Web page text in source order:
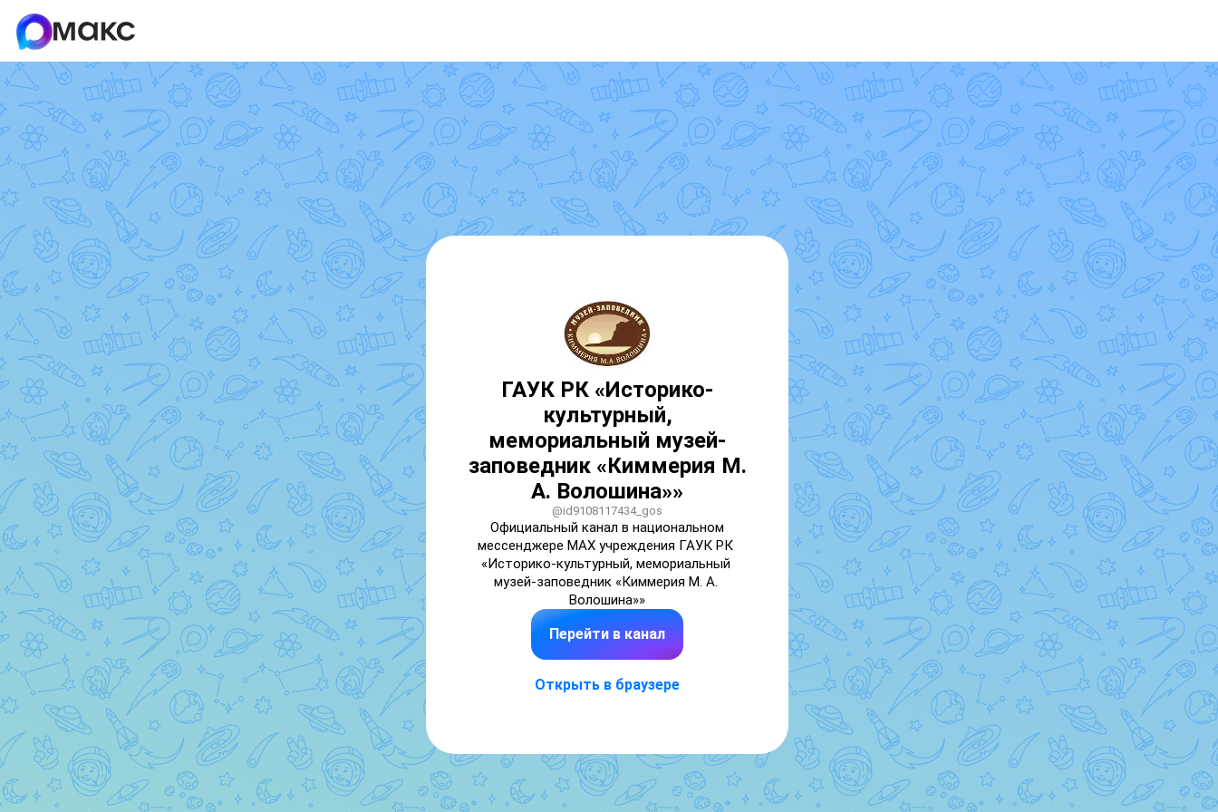
ГАУК РК «Историко-
культурный,
мемориальный музей-
заповедник «Киммерия М.
А. Волошина»»
@id9108117434_gos
Официальный канал в национальном
мессенджере MAX учреждения ГАУК РК
«Историко-культурный, мемориальный
музей-заповедник «Киммерия М. А.
Волошина»»
Перейти в канал
Открыть в браузере